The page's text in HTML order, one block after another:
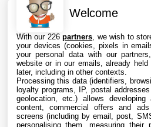
Apple Vision Pro : une
Welcome
With our 226partners , we wish to
your devices (cookies, pixels in
your personal data with our
website or in our emails, already
later, including in other contexts.
Processing this data (identifiers,
loyalty programs, IP, postal
geolocation, etc.) allows
content, commercial offers and
screens (including by email, post,
personalising them, measuring their